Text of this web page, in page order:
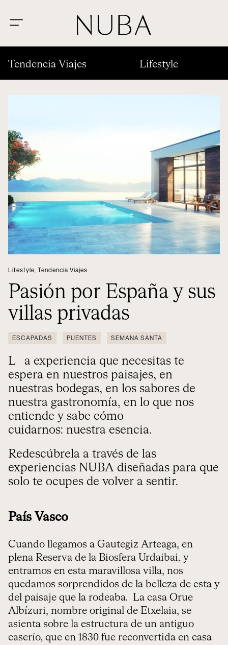
Tendencia Viajes Lifestyle
Lifestyle Tendencia Viajes
Pasión por España y sus
villas privadas
ESCAPADAS PUENTES SEMANA SANTA
La experiencia que necesitas te
espera en nuestros paisajes, en
nuestras bodegas, en los sabores de
nuestra gastronomía, en lo que nos
entiende y sabe cómo
cuidarnos: nuestra esencia.
Redescúbrela a través de las
experiencias NUBA diseñadas para que
solo te ocupes de volver a sentir.
País Vasco
Cuando llegamos a Gautegiz Arteaga, en
plena Reserva de la Biosfera Urdaibai, y
entramos en esta maravillosa villa, nos
quedamos sorprendidos de la belleza de esta y
del paisaje que la rodeaba. La casa Orue
Albízuri, nombre original de Etxelaia, se
asienta sobre la estructura de un antiguo
caserío, que en 1830 fue reconvertida en casa